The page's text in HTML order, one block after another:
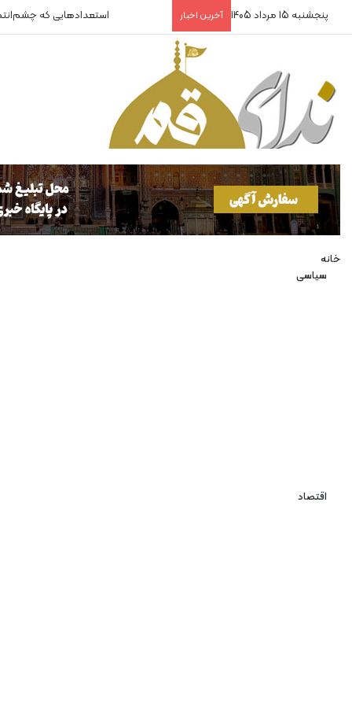
پنجشنبه 15 مرداد 1405 آخرین اخبار استعدادهایی که
خانه
سیاسی
اقتصاد